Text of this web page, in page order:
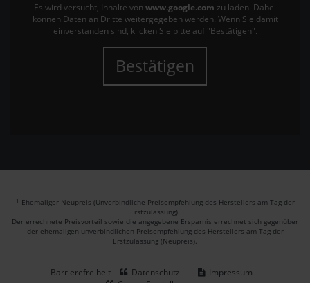
Es wird versucht, Inhalte von www.google.com zu laden. Dabei
können Daten an Dritte weitergegeben werden. Wenn Sie damit
einverstanden sind, klicken Sie bitte auf "Bestätigen".
Bestätigen
1 Ehemaliger Neupreis (Unverbindliche Preisempfehlung des Herstellers am Tag der
Erstzulassung).
Der errechnete Preisvorteil sowie die angegebene Ersparnis errechnet sich gegenüber
der ehemaligen unverbindlichen Preisempfehlung des Herstellers am Tag der
Erstzulassung (Neupreis).
Barrierefreiheit Datenschutz
Impressum